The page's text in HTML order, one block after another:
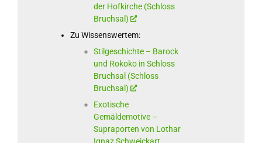
der Hofkirche (Schloss
Bruchsal)
Zu Wissenswertem:
Stilgeschichte – Barock
und Rokoko in Schloss
Bruchsal (Schloss
Bruchsal)
Exotische
Gemäldemotive –
Supraporten von Lothar
Ignaz Schweickart